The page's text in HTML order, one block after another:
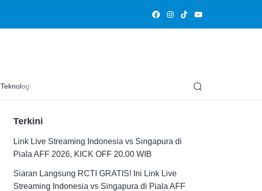
Teknologi Edukasi
Terkini
Link Live Streaming Indonesia vs Singapura di
Piala AFF 2026, KICK OFF 20.00 WIB
Siaran Langsung RCTI GRATIS! Ini Link Live
Streaming Indonesia vs Singapura di Piala AFF